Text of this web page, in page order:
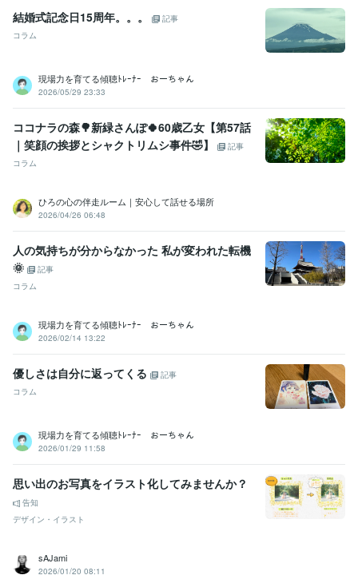
結婚式記念日15周年。。。
記事
コラム
現場力を育てる傾聴ﾄﾚｰﾅｰ おーちゃん
2026/05/29 23:33
ココナラの森🌳新緑さんぽ🍀60歳乙女【第57話
｜笑顔の挨拶とシャクトリムシ事件🤣】
記事
コラム
ひろの心の伴走ルーム｜安心して話せる場所
2026/04/26 06:48
人の気持ちが分からなかった 私が変われた転機
🌞
記事
コラム
現場力を育てる傾聴ﾄﾚｰﾅｰ おーちゃん
2026/02/14 13:22
優しさは自分に返ってくる
記事
コラム
現場力を育てる傾聴ﾄﾚｰﾅｰ おーちゃん
2026/01/29 11:58
思い出のお写真をイラスト化してみませんか？
告知
デザイン・イラスト
sAJami
2026/01/20 08:11